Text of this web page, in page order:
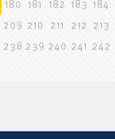
180 181 182 183 184
209 210 211 212 213
238 239 240 241 242